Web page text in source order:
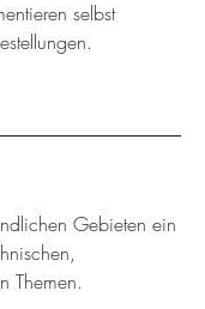
selbst
Gebieten ein
Themen.